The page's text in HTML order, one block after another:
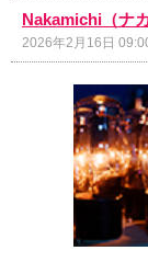
Nakamichi（ナカ
2026年2月16日